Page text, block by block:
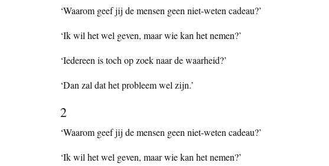
‘Waarom geef jij de mensen geen niet-weten cadeau?’
‘Ik wil het wel geven, maar wie kan het nemen?’
‘Iedereen is toch op zoek naar de waarheid?’
‘Dan zal dat het probleem wel zijn.’
2
‘Waarom geef jij de mensen geen niet-weten cadeau?’
‘Ik wil het wel geven, maar wie kan het nemen?’